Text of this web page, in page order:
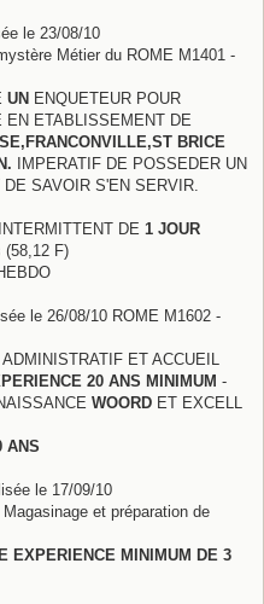
le 23/08/10
Métier du ROME M1401 -
UN ENQUETEUR POUR
ETABLISSEMENT DE
BRICE
IMPERATIF DE POSSEDER UN
SAVOIR S'EN SERVIR.
DE 1 JOUR
(58,12 F)
le 26/08/10 ROME M1602 -
ET ACCUEIL
20 ANS MINIMUM -
WOORD ET EXCELL
ANS
le 17/09/10
et préparation de
EXPERIENCE MINIMUM DE 3